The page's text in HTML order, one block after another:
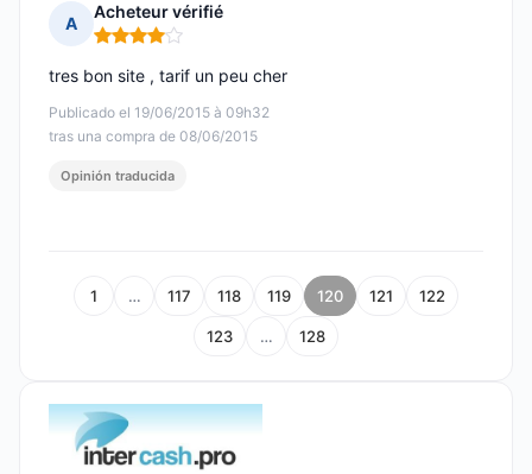
A
Acheteur vérifié
Nota: 4 de 5
Publicado el 19/06/2015 à 09h32
tras una compra de 08/06/2015
tres bon site , tarif un peu cher
Opinión traducida
1 … 117 118 119 120 121 122
123 … 128